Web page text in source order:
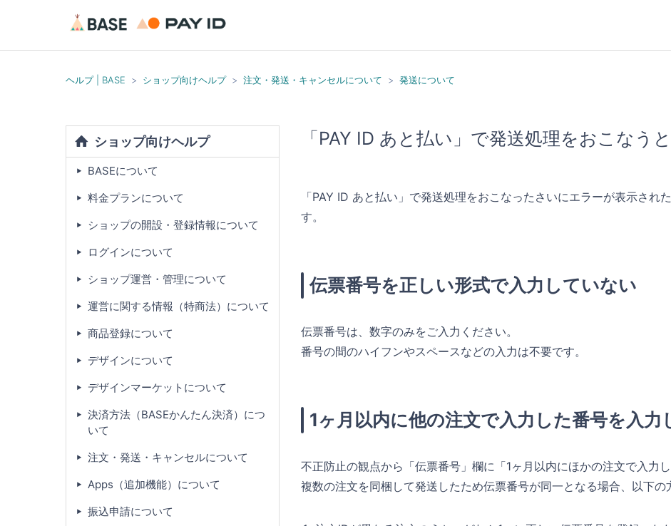
ヘルプ | BASE ショップ向けヘルプ 注文・発送・キャンセルについて 発送について
「PAY ID あと払い」で発送処理をおこなう
「PAY ID あと払い」で発送処理をおこなったさいにエラーが表示され
す。
伝票番号を正しい形式で入力していない
伝票番号は、数字のみをご入力ください。
番号の間のハイフンやスペースなどの入力は不要です。
1ヶ月以内に他の注文で入力した番号を入力
不正防止の観点から「伝票番号」欄に「1ヶ月以内にほかの注文で入力
複数の注文を同梱して発送したため伝票番号が同一となる場合、以下の
ショップ向けヘルプ
BASEについて
料金プランについて
ショップの開設・登録情報について
ログインについて
ショップ運営・管理について
運営に関する情報（特商法）について
商品登録について
デザインについて
デザインマーケットについて
決済方法（BASEかんたん決済）につ
いて
注文・発送・キャンセルについて
Apps（追加機能）について
振込申請について